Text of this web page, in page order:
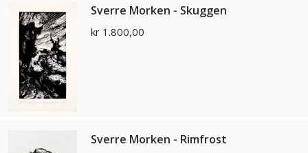
Sverre Morken - Skuggen
kr 1.800,00
Sverre Morken - Rimfrost